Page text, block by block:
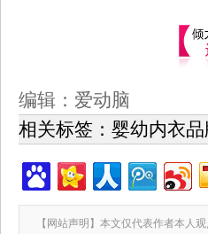
编辑：爱动脑
相关标签： 婴幼内衣
【网站声明】本文仅代表作者本人